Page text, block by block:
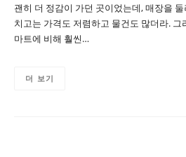
괜히 더 정감이 가던 곳이었는데, 매장을
치고는 가격도 저렴하고 물건도 많더라.
마트에 비해 훨씬…
더 보기